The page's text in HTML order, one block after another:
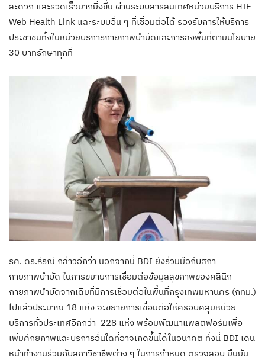
สะดวก และรวดเร็วมากยิ่งขึ้น ผ่านระบบสารสนเทศหน่วยบริการ HIE
Web Health Link และระบบอื่น ๆ ที่เชื่อมต่อได้ รองรับการให้บริการ
ประชาชนทั้งในหน่วยบริการกายภาพบำบัดและการลงพื้นที่ตามนโยบาย
30 บาทรักษาทุกที่
รศ. ดร.ธีรณี กล่าวอีกว่า นอกจากนี้ BDI ยังร่วมมือกับสภา
กายภาพบำบัด ในการขยายการเชื่อมต่อข้อมูลสุขภาพของคลินิก
กายภาพบำบัดจากเดิมที่มีการเชื่อมต่อในพื้นที่กรุงเทพมหานคร (กทม.)
ไปแล้วประมาณ 18 แห่ง จะขยายการเชื่อมต่อให้ครอบคลุมหน่วย
บริการทั่วประเทศอีกกว่า 228 แห่ง พร้อมพัฒนาแพลตฟอร์มเพื่อ
เพิ่มศักยภาพและบริการอื่นใดที่อาจเกิดขึ้นได้ในอนาคต ทั้งนี้ BDI เดิน
หน้าทำงานร่วมกับสภาวิชาชีพต่าง ๆ ในการกำหนด ตรวจสอบ ยืนยัน